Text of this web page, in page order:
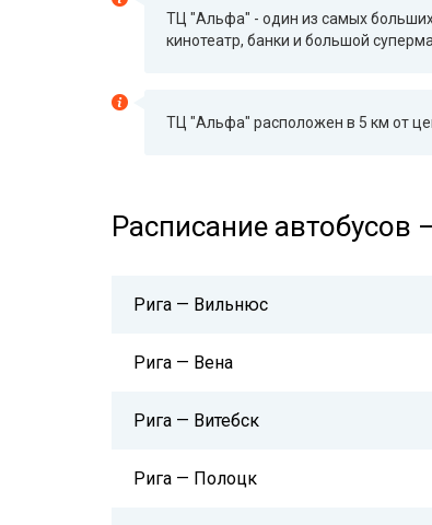
TЦ "Альфа" - один из самых
кинотеатр, банки и большой
TЦ "Альфа" расположен в 5 км от
Расписание автобусов
Рига — Вильнюс
Рига — Вена
Рига — Витебск
Рига — Полоцк